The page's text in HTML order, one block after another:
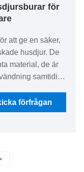
för
att ge en säker,
husdjur. De
material, de är
samtidigt
lätt att rengöra
dessa burar
Välj en bur
och
förfrågan